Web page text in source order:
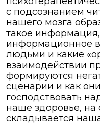
с подсознанием
нашего мозга
такое
информационное
людьми и какие
взаимодействии
формируются
сценарии и как
господствовать
наше здоровье, на
складывается